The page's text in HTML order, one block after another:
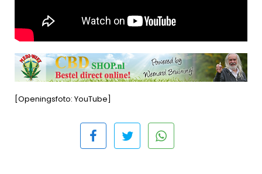
[Openingsfoto: YouTube]